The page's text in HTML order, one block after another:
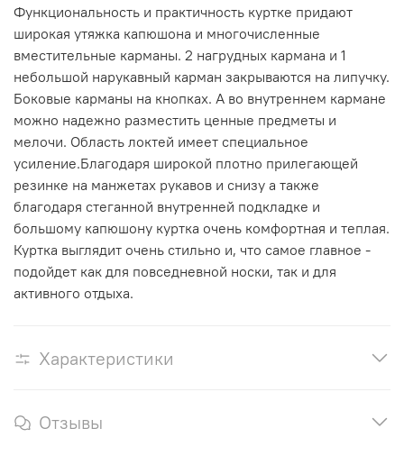
Функциональность и практичность куртке придают
широкая утяжка капюшона и многочисленные
вместительные карманы. 2 нагрудных кармана и 1
небольшой нарукавный карман закрываются на липучку.
Боковые карманы на кнопках. А во внутреннем кармане
можно надежно разместить ценные предметы и
мелочи. Область локтей имеет специальное
усиление.Благодаря широкой плотно прилегающей
резинке на манжетах рукавов и снизу а также
благодаря стеганной внутренней подкладке и
большому капюшону куртка очень комфортная и теплая.
Куртка выглядит очень стильно и, что самое главное -
подойдет как для повседневной носки, так и для
активного отдыха.
Характеристики
Отзывы